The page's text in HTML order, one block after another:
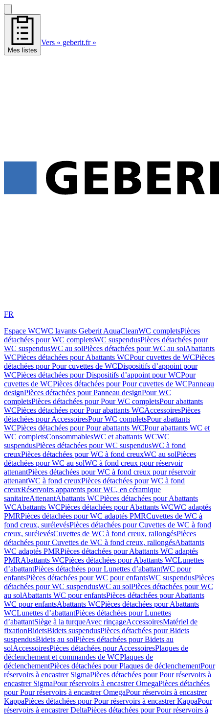
Mes listes
Vers « geberit.fr »
FR
Espace WCWC lavants Geberit AquaCleanWC completsPièces
détachées pour WC completsWC suspendusPièces détachées pour
WC suspendusWC au solPièces détachées pour WC au solAbattants
WCPièces détachées pour Abattants WCPour cuvettes de WCPièces
détachées pour Pour cuvettes de WCDispositifs d’appoint pour
WCPièces détachées pour Dispositifs d’appoint pour WCPour
cuvettes de WCPièces détachées pour Pour cuvettes de WCPanneau
designPièces détachées pour Panneau designPour WC
completsPièces détachées pour Pour WC completsPour abattants
WCPièces détachées pour Pour abattants WCAccessoiresPièces
détachées pour AccessoiresPour WC completsPour abattants
WCPièces détachées pour Pour abattants WCPour abattants WC et
WC completsConsommablesWC et abattants WCWC
suspendusPièces détachées pour WC suspendusWC à fond
creuxPièces détachées pour WC à fond creuxWC au solPièces
détachées pour WC au solWC à fond creux pour réservoir
attenantPièces détachées pour WC à fond creux pour réservoir
attenantWC à fond creuxPièces détachées pour WC à fond
creuxRéservoirs apparents pour WC, en céramique
sanitaireAttenantAbattants WCPièces détachées pour Abattants
WCAbattants WCPièces détachées pour Abattants WCWC adaptés
PMRPièces détachées pour WC adaptés PMRCuvettes de WC à
fond creux, surélevésPièces détachées pour Cuvettes de WC à fond
creux, surélevésCuvettes de WC à fond creux, rallongésPièces
détachées pour Cuvettes de WC à fond creux, rallongésAbattants
WC adaptés PMRPièces détachées pour Abattants WC adaptés
PMRAbattants WCPièces détachées pour Abattants WCLunettes
d’abattantPièces détachées pour Lunettes d’abattantWC pour
enfantsPièces détachées pour WC pour enfantsWC suspendusPièces
détachées pour WC suspendusWC au solPièces détachées pour WC
au solAbattants WC pour enfantsPièces détachées pour Abattants
WC pour enfantsAbattants WCPièces détachées pour Abattants
WCLunettes d’abattantPièces détachées pour Lunettes
d’abattantSiège à la turqueAvec rinçageAccessoiresMatériel de
fixationBidetsBidets suspendusPièces détachées pour Bidets
suspendusBidets au solPièces détachées pour Bidets au
solAccessoiresPièces détachées pour AccessoiresPlaques de
déclenchement et commandes de WCPlaques de
déclenchementPièces détachées pour Plaques de déclenchementPour
réservoirs à encastrer SigmaPièces détachées pour Pour réservoirs à
encastrer SigmaPour réservoirs à encastrer OmegaPièces détachées
pour Pour réservoirs à encastrer OmegaPour réservoirs à encastrer
KappaPièces détachées pour Pour réservoirs à encastrer KappaPour
réservoirs à encastrer DeltaPièces détachées pour Pour réservoirs à